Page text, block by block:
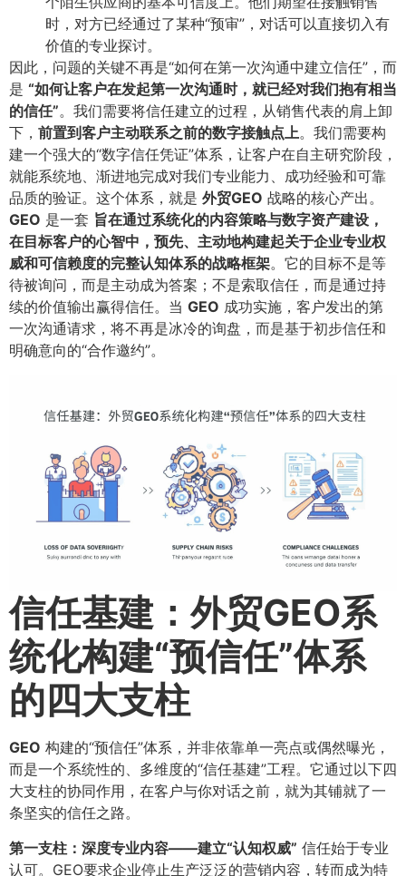
时，对方已经通过了某种“预审”，对话可以直接切入有
价值的专业探讨。
因此，问题的关键不再是“如何在第一次沟通中建立信任”，而
是 ​“如何让客户在发起第一次沟通时，就已经对我们抱有相当
的信任”​​。我们需要将信任建立的过程，从销售代表的肩上卸
下，​ 前置到客户主动联系之前的数字接触点上​。我们需要构
建一个强大的“数字信任凭证”体系，让客户在自主研究阶段，
就能系统地、渐进地完成对我们专业能力、成功经验和可靠
品质的验证。这个体系，就是 外贸GEO 战略的核心产出。​
GEO 是一套 旨在通过系统化的内容策略与数字资产建设，
在目标客户的心智中，预先、主动地构建起关于企业专业权
威和可信赖度的完整认知体系的战略框架​。它的目标不是等
待被询问，而是主动成为答案；不是索取信任，而是通过持
续的价值输出赢得信任。当 GEO 成功实施，客户发出的第
一次沟通请求，将不再是冰冷的询盘，而是基于初步信任和
明确意向的“合作邀约”。
信任基建：外贸GEO系
统化构建“预信任”体系
的四大支柱
GEO 构建的“预信任”体系，并非依靠单一亮点或偶然曝光，
而是一个系统性的、多维度的“信任基建”工程。它通过以下四
大支柱的协同作用，在客户与你对话之前，就为其铺就了一
条坚实的信任之路。
第一支柱：深度专业内容——建立“认知权威”​ 信任始于专业
认可。GEO要求企业停止生产泛泛的营销内容，转而成为特